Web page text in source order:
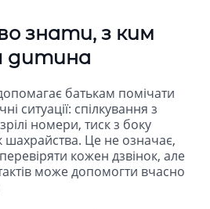
знати, з ким
дитина
батькам помічати
ситуації: спілкування з
номери, тиск з боку
шахрайства. Це не означає,
кожен дзвінок, але
може допомогти вчасно